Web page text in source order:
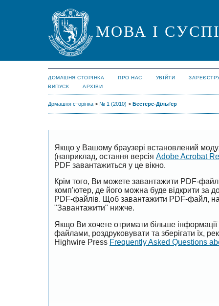
МОВА І
ДОМАШНЯ СТОРІНКА ПРО НАС УВІЙТИ
ВИПУСК
АРХІВИ
Домашня сторінка > № 1 (2010) > Бестерс-Дільґер
Якщо у Вашому браузері встановлений
(наприклад, остання версія Adobe Acrobat
PDF завантажиться у це вікно.
Крім того, Ви можете завантажити PDF-
комп'ютер, де його можна буде відкрити за
PDF-файлів. Щоб завантажити PDF-файл,
"Завантажити" нижче.
Якщо Ви хочете отримати більше
файлами, роздруковувати та зберігати їх,
Highwire Press Frequently Asked Questions